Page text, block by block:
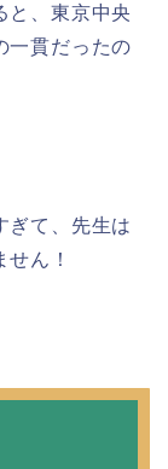
と、東京中央
一貫だったの
ぎて、先生は
ん！